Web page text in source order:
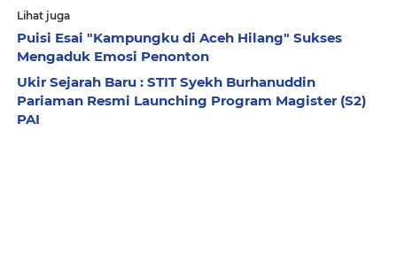
Lihat juga
Puisi Esai "Kampungku di Aceh Hilang" Sukses
Mengaduk Emosi Penonton
Ukir Sejarah Baru : STIT Syekh Burhanuddin
Pariaman Resmi Launching Program Magister (S2)
PAI